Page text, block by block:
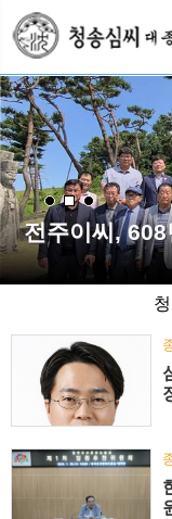
전주이씨,